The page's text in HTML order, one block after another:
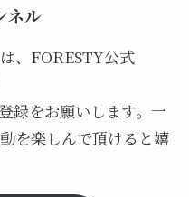
ネル
、FORESTY公式
録をお願いします。一
を楽しんで頂けると嬉